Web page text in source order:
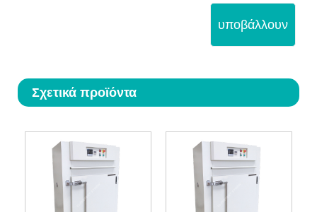
υποβάλλουν
Σχετικά προϊόντα